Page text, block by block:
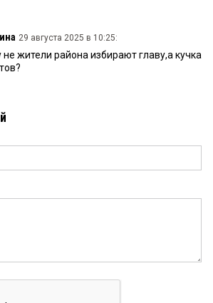
29 августа 2025 в 10:25:
не жители района избирают главу,а кучка